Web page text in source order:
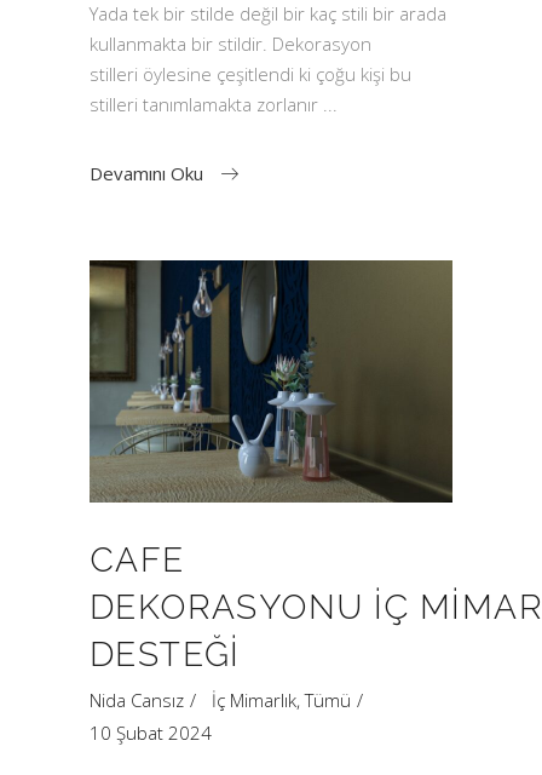
Yada tek bir stilde değil bir kaç stili bir arada
kullanmakta bir stildir. Dekorasyon
stilleri öylesine çeşitlendi ki çoğu kişi bu
stilleri tanımlamakta zorlanır
Devamını Oku
CAFE
DEKORASYONU İÇ MIMAR
DESTEĞI
Nida Cansız İç Mimarlık,Tümü
10 Şubat 2024